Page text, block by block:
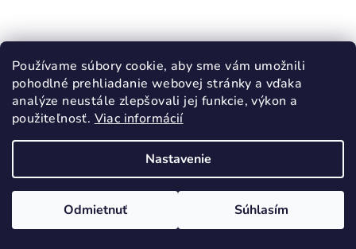
Používame súbory cookie, aby sme vám umožnili
pohodlné prehliadanie webovej stránky a vďaka
analýze neustále zlepšovali jej funkcie, výkon a
použiteľnosť. Viac informácií
Nastavenie
Odmietnuť Súhlasím
GARVALIN BLUEY dievčenské svietiace
tenisky ružová
40,90 €